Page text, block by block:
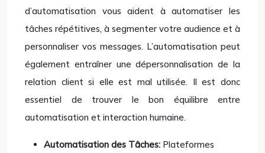
d’automatisation vous aident à automatiser les
tâches répétitives, à segmenter votre audience et à
personnaliser vos messages. L’automatisation peut
également entraîner une dépersonnalisation de la
relation client si elle est mal utilisée. Il est donc
essentiel de trouver le bon équilibre entre
automatisation et interaction humaine.
Automatisation des Tâches: Plateformes